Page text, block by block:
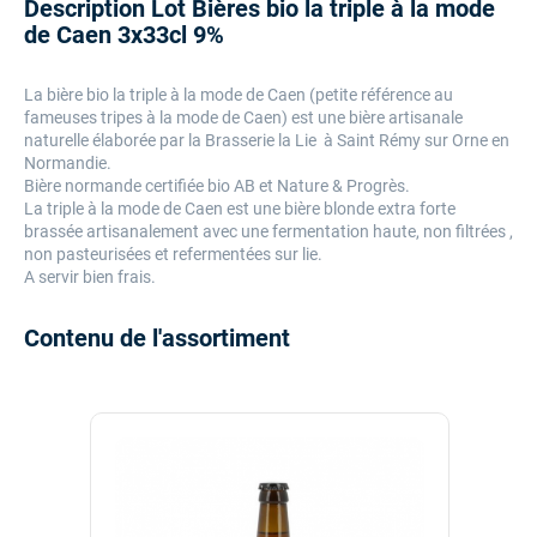
Description Lot Bières bio la triple à la mode
de Caen 3x33cl 9%
La bière bio la triple à la mode de Caen (petite référence au
fameuses tripes à la mode de Caen) est une bière artisanale
naturelle élaborée par la Brasserie la Lie à Saint Rémy sur Orne en
Normandie.
Bière normande certifiée bio AB et Nature & Progrès.
La triple à la mode de Caen est une bière blonde extra forte
brassée artisanalement avec une fermentation haute, non filtrées ,
non pasteurisées et refermentées sur lie.
A servir bien frais.
Contenu de l'assortiment